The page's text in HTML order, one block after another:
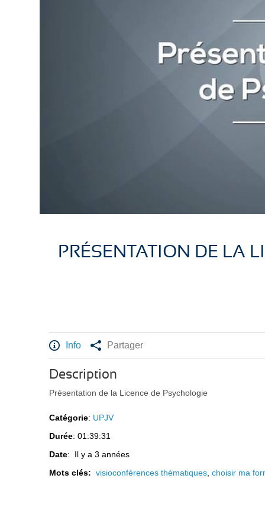
PRÉSENTATION DE LA
Info Partager
Description
Présentation de la Licence de Psychologie
Catégorie: UPJV
Durée: 01:39:31
Date: Il y a 3 années
Mots clés:visioconférences thématiques ,choisir ma